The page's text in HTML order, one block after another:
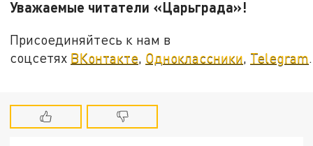
Уважаемые читатели «Царьграда»!
Присоединяйтесь к нам в
соцсетях ВКонтакте Одноклассники Telegram